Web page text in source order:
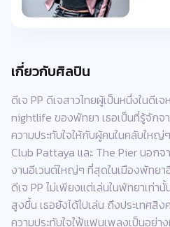
เกี่ยวกับศิลปิน
ดีเจ PP ดีเจสาวไทยผู้เป็นหนึ่งในดี
nightlife ของพัทยา เธอเป็นที่รู้จักจ
ความประทับใจให้กับผู้คนในคลับให
Club Pattaya และ The Pier นอกจ
งานอีเวนต์ใหญ่ๆ ที่สุดในเมืองพัทย
ดีเจ PP ไม่เพียงแต่เล่นในพัทยาเท่า
สูงขึ้น เธอยังได้ไปเล่น ถึงประเทศสิ
ความประทับใจใฟ้แฟนเพลงเป็นอย่า